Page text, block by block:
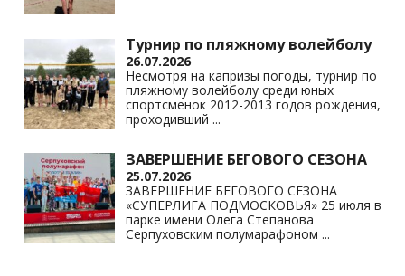
Турнир по пляжному волейболу
26.07.2026
Несмотря на капризы погоды, турнир по
пляжному волейболу среди юных
спортсменок 2012-2013 годов рождения,
проходивший ...
ЗАВЕРШЕНИЕ БЕГОВОГО СЕЗОНА
25.07.2026
ЗАВЕРШЕНИЕ БЕГОВОГО СЕЗОНА
«СУПЕРЛИГА ПОДМОСКОВЬЯ» 25 июля в
парке имени Олега Степанова
Серпуховским полумарафоном ...